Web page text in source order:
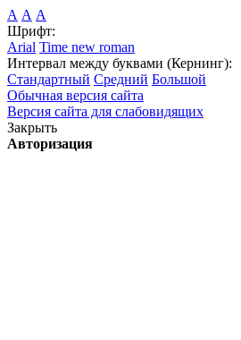
А А А
Шрифт:
Arial Time new roman
Интервал между буквами (Кернинг):
Стандартный Средний Большой
Обычная версия сайта
Версия сайта для слабовидящих
Закрыть
Авторизация